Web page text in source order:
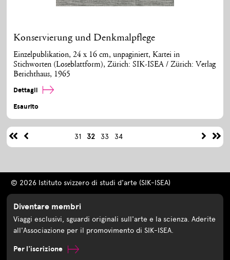
Konservierung und Denkmalpflege
Einzelpublikation, 24 x 16 cm, unpaginiert, Kartei in
Stichworten (Loseblattform), Zürich: SIK-ISEA / Zürich: Verlag
Berichthaus, 1965
Dettagli
Esaurito
31 32 33 34
© 2026 Istituto svizzero di studi d'arte (SIK-ISEA)
Diventare membri
Viaggi esclusivi, sguardi originali sull'arte e la scienza. Aderite
all'Associazione per il promovimento di SIK-ISEA.
Per l'iscrizione